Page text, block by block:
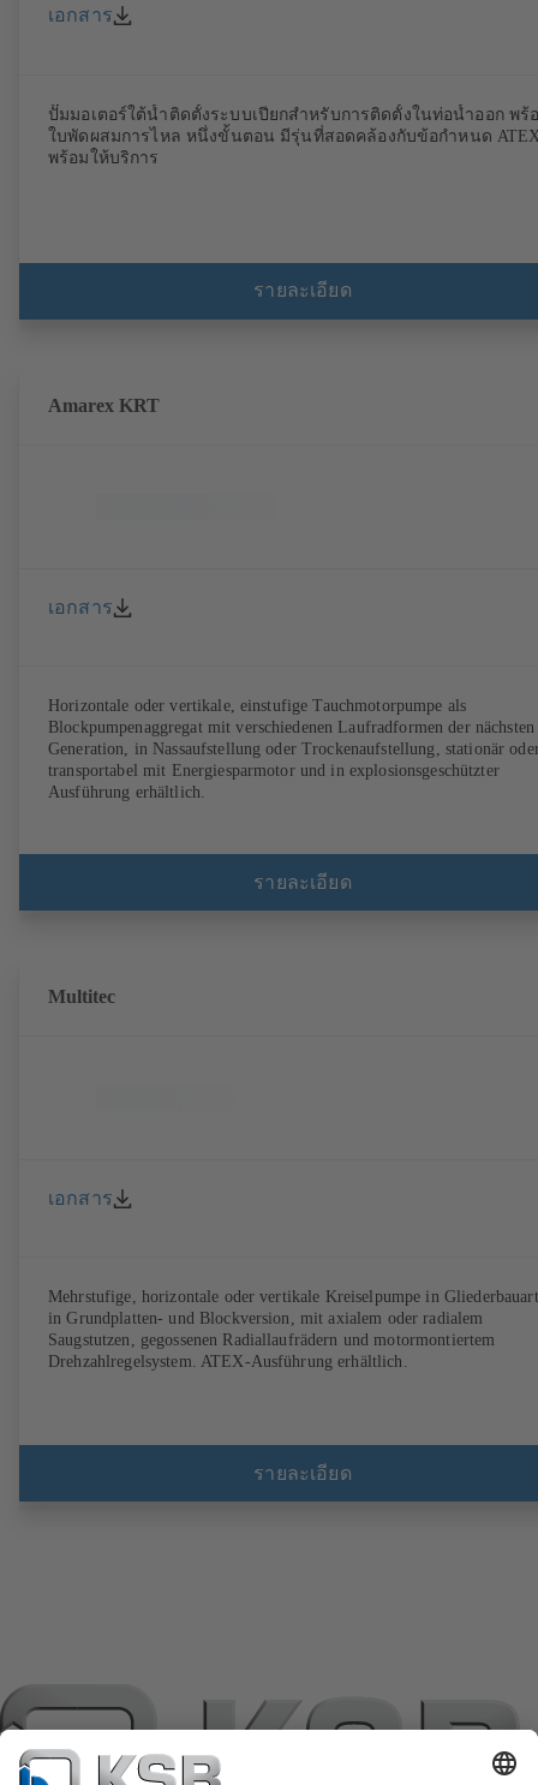
เอกสาร
ปั๊มมอเตอร์ใต้น้ำติดตั้งระบบเปียกสำหรับการติดตั้งในท่อน้ำออก พร้
ใบพัดผสมการไหล หนึ่งขั้นตอน มีรุ่นที่สอดคล้องกับข้อกำหนด ATEX
พร้อมให้บริการ
รายละเอียด
Amarex KRT
เอกสาร
Horizontale oder vertikale, einstufige Tauchmotorpumpe als
Blockpumpenaggregat mit verschiedenen Laufradformen der nächsten
Generation, in Nassaufstellung oder Trockenaufstellung, stationär
transportabel mit Energiesparmotor und in explosionsgeschützter
Ausführung erhältlich.
รายละเอียด
Multitec
เอกสาร
Mehrstufige, horizontale oder vertikale Kreiselpumpe in
in Grundplatten- und Blockversion, mit axialem oder radialem
Saugstutzen, gegossenen Radiallaufrädern und motormontiertem
Drehzahlregelsystem. ATEX-Ausführung erhältlich.
รายละเอียด